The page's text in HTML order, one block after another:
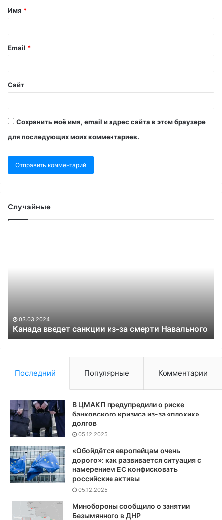
Имя *
Email *
Сайт
Сохранить моё имя, email и адрес сайта в этом браузере
для последующих моих комментариев.
Случайные
03.03.2024
Канада введет санкции из-за смерти Навального
Последний Популярные Комментарии
В ЦМАКП предупредили о риске
банковского кризиса из-за «плохих»
долгов
05.12.2025
«Обойдётся европейцам очень
дорого»: как развивается ситуация с
намерением ЕС конфисковать
российские активы
05.12.2025
Минобороны сообщило о занятии
Безымянного в ДНР